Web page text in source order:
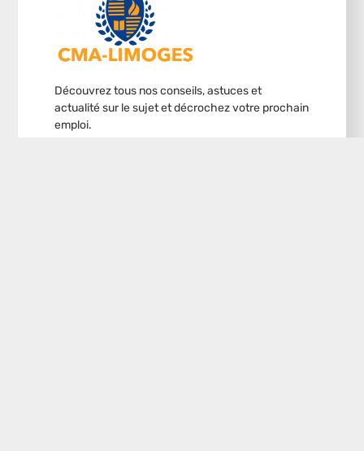
Découvrez tous nos conseils, astuces et
actualité sur le sujet et décrochez votre prochain
emploi.